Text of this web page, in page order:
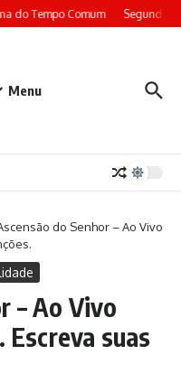
do Tempo Comum Segunda-
Menu
do Senhor – Ao Vivo
– Ao Vivo
Escreva suas